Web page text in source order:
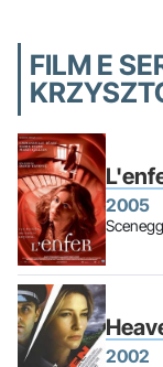
FILM E
2005
2002